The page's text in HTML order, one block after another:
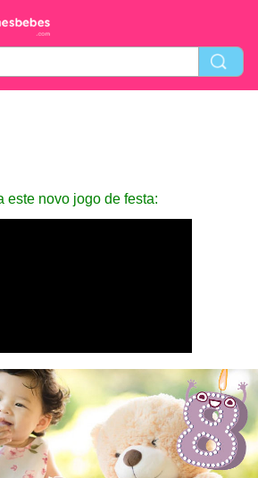
este novo jogo de festa: